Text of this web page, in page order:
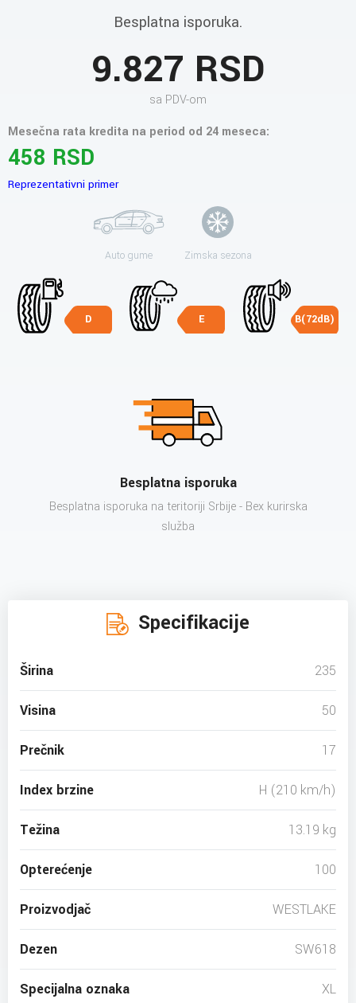
Besplatna isporuka.
9.827 RSD
sa PDV-om
Mesečna rata kredita na period od 24 meseca:
458 RSD
Reprezentativni primer
Auto gume Zimska sezona
D E B(72dB)
Besplatna isporuka
Besplatna isporuka na teritoriji Srbije - Bex kurirska
služba
Specifikacije
Širina 235
Visina 50
Prečnik 17
Index brzine H (210 km/h)
Težina 13.19 kg
Opterećenje 100
Proizvodjač WESTLAKE
Dezen SW618
Specijalna oznaka XL